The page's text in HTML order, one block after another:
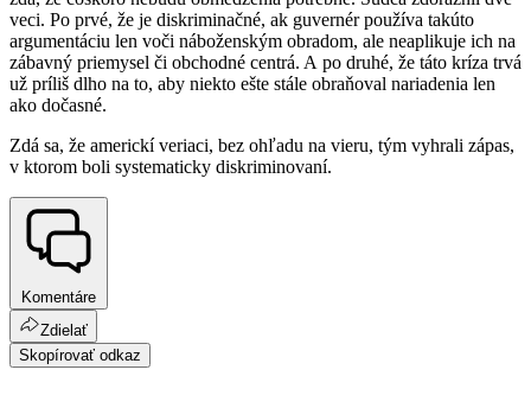
veci. Po prvé, že je diskriminačné, ak guvernér používa takúto
argumentáciu len voči náboženským obradom, ale neaplikuje ich na
zábavný priemysel či obchodné centrá. A po druhé, že táto kríza trvá
už príliš dlho na to, aby niekto ešte stále obraňoval nariadenia len
ako dočasné.
Zdá sa, že americkí veriaci, bez ohľadu na vieru, tým vyhrali zápas,
v ktorom boli systematicky diskriminovaní.
Komentáre
Zdielať
Skopírovať odkaz